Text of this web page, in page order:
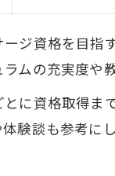
ージ資格を目指
ムの充実度や
とに資格取得ま
験談も参考に